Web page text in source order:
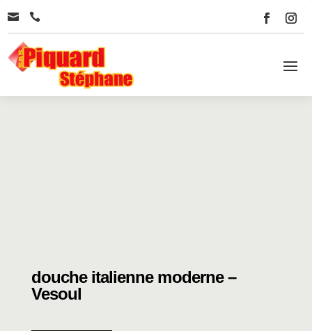
 
douche italienne moderne –
Vesoul